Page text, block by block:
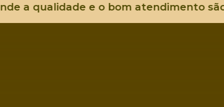
a qualidade e o bom atendimento são